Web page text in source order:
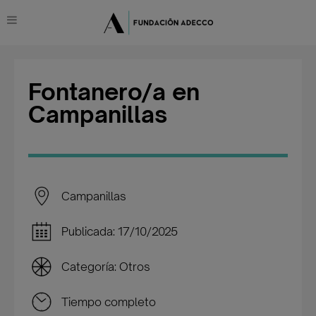
Fontanero/a en
Campanillas
Campanillas
Publicada: 17/10/2025
Categoría: Otros
Tiempo completo